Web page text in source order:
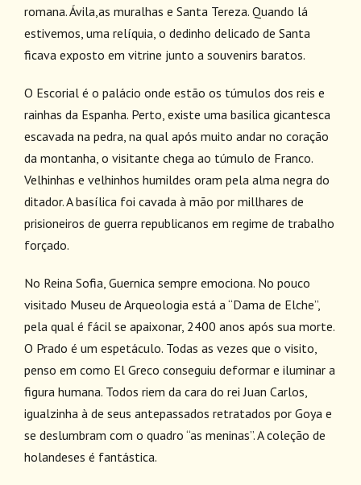
romana. Ávila,as muralhas e Santa Tereza. Quando lá
estivemos, uma relíquia, o dedinho delicado de Santa
ficava exposto em vitrine junto a souvenirs baratos.
O Escorial é o palácio onde estão os túmulos dos reis e
rainhas da Espanha. Perto, existe uma basilica gicantesca
escavada na pedra, na qual após muito andar no coração
da montanha, o visitante chega ao túmulo de Franco.
Velhinhas e velhinhos humildes oram pela alma negra do
ditador. A basílica foi cavada à mão por millhares de
prisioneiros de guerra republicanos em regime de trabalho
forçado.
No Reina Sofia, Guernica sempre emociona. No pouco
visitado Museu de Arqueologia está a “Dama de Elche”,
pela qual é fácil se apaixonar, 2400 anos após sua morte.
O Prado é um espetáculo. Todas as vezes que o visito,
penso em como El Greco conseguiu deformar e iluminar a
figura humana. Todos riem da cara do rei Juan Carlos,
igualzinha à de seus antepassados retratados por Goya e
se deslumbram com o quadro “as meninas”. A coleção de
holandeses é fantástica.